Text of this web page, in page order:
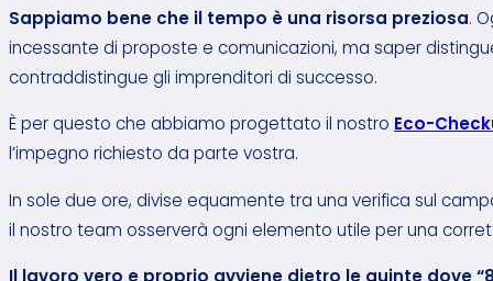
Sappiamo bene che il tempo è una risorsa preziosa.
incessante di proposte e comunicazioni, ma saper
contraddistingue gli imprenditori di successo.
È per questo che abbiamo progettato il nostro Eco-
l’impegno richiesto da parte vostra.
In sole due ore, divise equamente tra una verifica sul
il nostro team osserverà ogni elemento utile per una
Il lavoro vero e proprio avviene dietro le quinte dove